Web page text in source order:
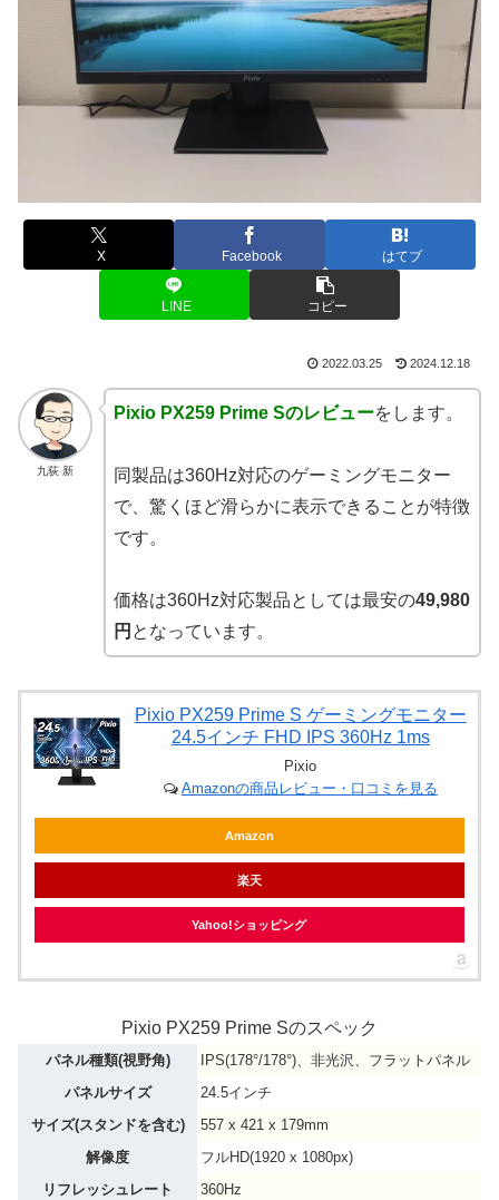
X Facebook はてブ
LINE コピー
2022.03.25 2024.12.18
九荻 新
Pixio PX259 Prime Sのレビューをします。
同製品は360Hz対応のゲーミングモニター
で、驚くほど滑らかに表示できることが特徴
です。
価格は360Hz対応製品としては最安の49,980
円 となっています。
Pixio PX259 Prime S ゲーミングモニター
24.5インチ FHD IPS 360Hz 1ms
Pixio
Amazonの商品レビュー・口コミを見る
Amazon
楽天
Yahoo!ショッピング
Pixio PX259 Prime Sのスペック
パネル種類(視野角)
IPS(178°/178°)、非光沢、フラットパネル
パネルサイズ
24.5インチ
サイズ(スタンドを含む)
557 x 421 x 179mm
解像度
フルHD(1920 x 1080px)
リフレッシュレート
360Hz